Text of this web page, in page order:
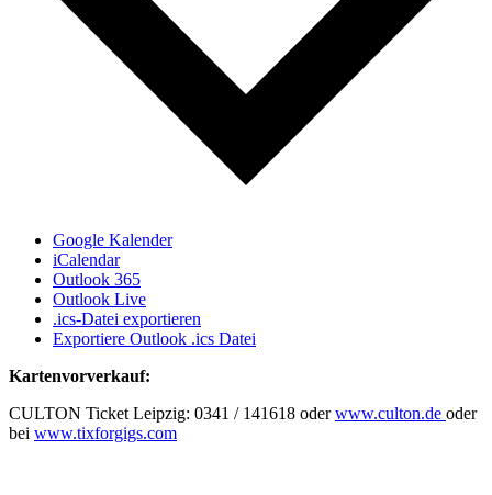
Google Kalender
iCalendar
Outlook 365
Outlook Live
.ics-Datei exportieren
Exportiere Outlook .ics Datei
Kartenvorverkauf:
CULTON Ticket Leipzig: 0341 / 141618 oderwww.culton.de oder
bei www.tixforgigs.com